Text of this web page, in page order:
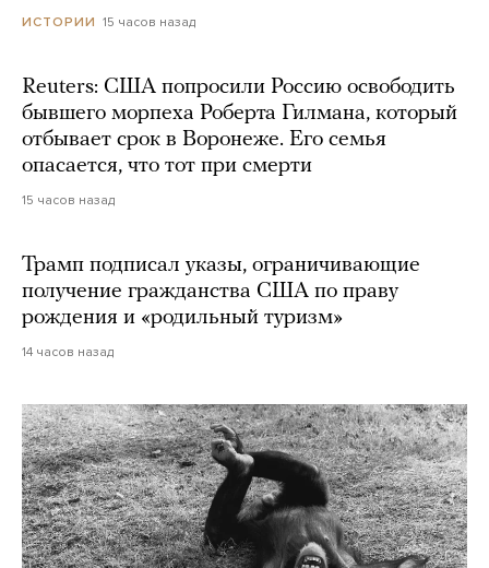
ИСТОРИИ 15 часов назад
Reuters: США попросили Россию освободить
бывшего морпеха Роберта Гилмана, который
отбывает срок в Воронеже. Его семья
опасается, что тот при смерти
15 часов назад
Трамп подписал указы, ограничивающие
получение гражданства США по праву
рождения и «родильный туризм»
14 часов назад